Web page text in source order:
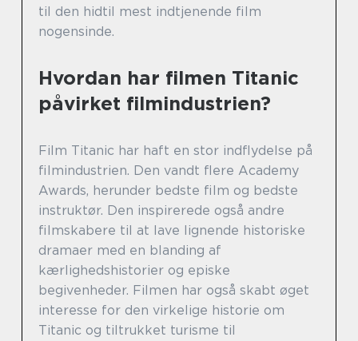
til den hidtil mest indtjenende film
nogensinde.
Hvordan har filmen Titanic
påvirket filmindustrien?
Film Titanic har haft en stor indflydelse på
filmindustrien. Den vandt flere Academy
Awards, herunder bedste film og bedste
instruktør. Den inspirerede også andre
filmskabere til at lave lignende historiske
dramaer med en blanding af
kærlighedshistorier og episke
begivenheder. Filmen har også skabt øget
interesse for den virkelige historie om
Titanic og tiltrukket turisme til